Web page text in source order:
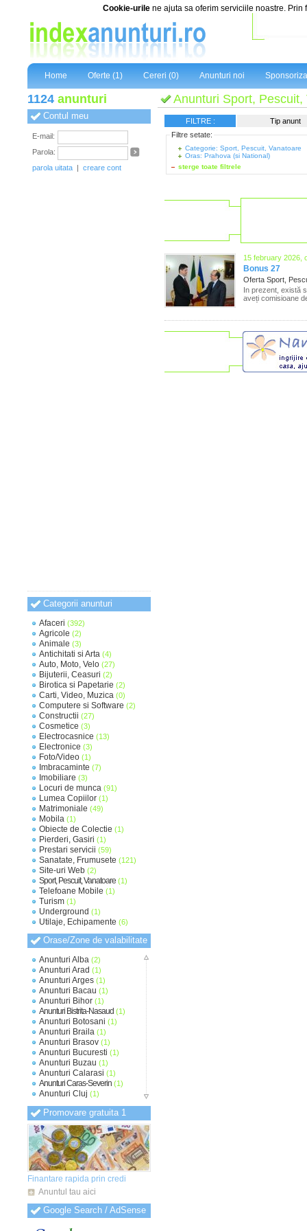
Cookie-urile ne ajuta sa oferim serviciile noastre.
Home Oferte (1) Cereri (0) Anunturi noi
1124 anunturi
Contul meu
E-mail:
Parola:
parola uitata | creare cont
Categorii anunturi
Afaceri (392)
Agricole (2)
Animale (3)
Antichitati si Arta (4)
Auto, Moto, Velo (27)
Bijuterii, Ceasuri (2)
Birotica si Papetarie (2)
Carti, Video, Muzica (0)
Computere si Software (2)
Constructii (27)
Cosmetice (3)
Electrocasnice (13)
Electronice (3)
Foto/Video (1)
Imbracaminte (7)
Imobiliare (3)
Locuri de munca (91)
Lumea Copiilor (1)
Matrimoniale (49)
Mobila (1)
Obiecte de Colectie (1)
Pierderi, Gasiri (1)
Prestari servicii (59)
Sanatate, Frumusete (121)
Site-uri Web (2)
Sport, Pescuit, Vanatoare (1)
Telefoane Mobile (1)
Turism (1)
Underground (1)
Utilaje, Echipamente (6)
Orase/Zone de valabilitate
Anunturi Alba (2)
Anunturi Arad (1)
Anunturi Arges (1)
Anunturi Bacau (1)
Anunturi Bihor (1)
Anunturi Bistrita-Nasaud (1)
Anunturi Botosani (1)
Anunturi Braila (1)
Anunturi Brasov (1)
Anunturi Bucuresti (1)
Anunturi Buzau (1)
Anunturi Calarasi (1)
Anunturi Caras-Severin (1)
Anunturi Cluj (1)
Anunturi Constanta
Anunturi Covasna(1)
Anunturi Dambovita(1)
Anunturi Dolj(1)
Anunturi Galati(1)
Anunturi Giurgiu(1)
Anunturi Gorj(1)
Anunturi Harghita (1)
Anunturi Hunedoara
Anunturi Ialomita
Anunturi Iasi(1)
Anunturi Ilfov(1)
Anunturi Maramures
Promovare gratuita 1
Finantare rapida prin credi
Anuntul tau aici
Google Search / AdSense
Anunturi Sport,
FILTRE :
Tip anunt
Filtre setate:
Categorie: Sport, Pescuit, Vanatoare
Oras: Prahova (si National)
sterge toate filtrele
15 february 2026,
Bonus 27
Oferta Sport,
In prezent, există
aveți comisioane